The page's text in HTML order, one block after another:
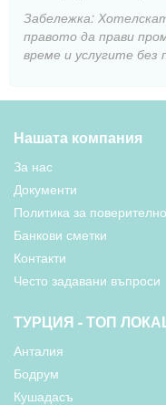
Забележка:
правото да прави
време и услугите без
Нашата компания
За нас
Документи
Политика за
Банкови сметки
Контакти
Често задавани въпроси
ТУРЦИЯ - ТОП
Анталия
Бодрум
Кушадасъ